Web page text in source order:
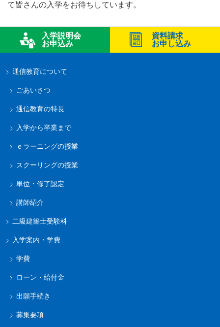
て皆さんの入学をお待ちしています。
入学説明会
お申込み
資料請求
お申し込み
通信教育について
ごあいさつ
通信教育の特長
入学から卒業まで
ｅラーニングの授業
スクーリングの授業
単位・修了認定
講師紹介
二級建築士受験科
入学案内・学費
学費
ローン・給付金
出願手続き
募集要項